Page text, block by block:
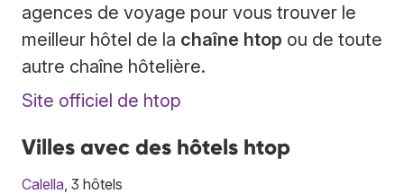
agences de voyage pour vous trouver le
meilleur hôtel de la chaîne htop ou de toute
autre chaîne hôtelière.
Site officiel de htop
Villes avec des hôtels htop
Calella , 3 hôtels